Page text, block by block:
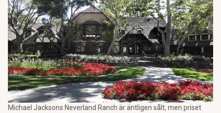
Michael Jacksons Neverland Ranch är äntligen sålt, men priset